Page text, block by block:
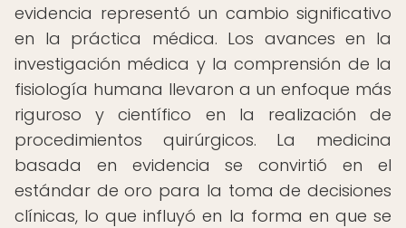
evidencia representó un cambio significativo
en la práctica médica. Los avances en la
investigación médica y la comprensión de la
fisiología humana llevaron a un enfoque más
riguroso y científico en la realización de
procedimientos quirúrgicos. La medicina
basada en evidencia se convirtió en el
estándar de oro para la toma de decisiones
clínicas, lo que influyó en la forma en que se